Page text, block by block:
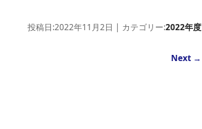
投稿日:2022年11月2日 | カテゴリー:2022年度
Next →